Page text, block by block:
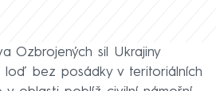
Ozbrojených sil Ukrajiny
loď bez posádky v teritoriálních